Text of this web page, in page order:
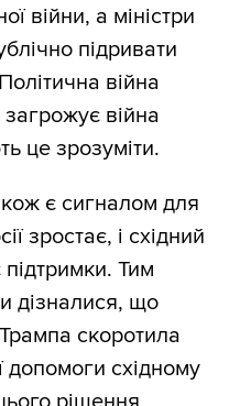
війни, а міністри
підривати
війна
війна
це зрозуміти.
є сигналом для
зростає, і східний
Тим
дізналися, що
скоротила
допомоги східному